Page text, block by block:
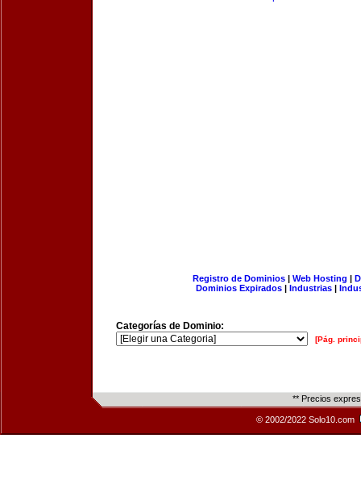
Registro de Dominios| Web Hosting |
Dominios Expirados | Industrias |
Categorías de Dominio:
[Pág.
** Precios
© 2002/2022 Solo10.com